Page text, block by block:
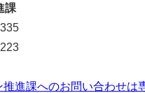
課
進課へのお問い合わせは